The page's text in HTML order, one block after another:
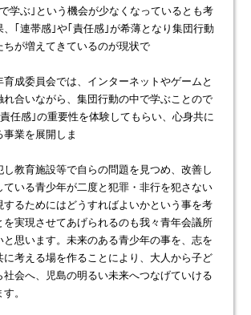
学ぶ｣という機会が少なくなっているとも考
、｢連帯感｣や｢責任感｣が希薄となり集団行動
ちが増えてきているのが現状で
成委員会では、インターネットやゲームと
れ合いながら、集団行動の中で学ぶことので
任感｣の重要性を体験してもらい、心身共に
業を展開しま
教育施設等で自らの問題を見つめ、改善し
ている青少年が二度と犯罪・非行を犯さない
するためにはどうすればよいかという事を考
を実現させてあげられるのも我々青年会議所
と思います。未来のある青少年の事を、志を
に考える場を作ることにより、大人から子ど
社会へ、児島の明るい未来へつなげていける
。